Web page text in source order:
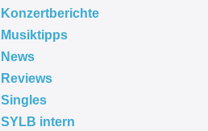
Konzertberichte
Musiktipps
News
Reviews
Singles
SYLB intern